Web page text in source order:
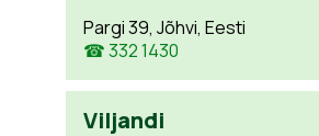
Pargi 39, Jõhvi, Eesti
☎ 332 1430
Viljandi